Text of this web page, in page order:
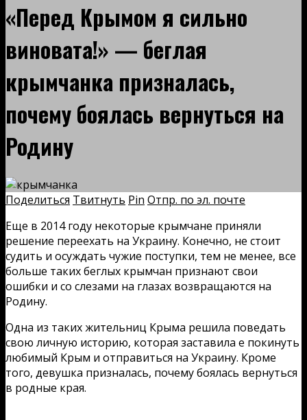
«Перед Крымом я сильно
виновата!» — беглая
крымчанка призналась,
почему боялась вернуться на
Родину
Поделиться Твитнуть Pin Отпр. по эл. почте
Еще в 2014 году некоторые крымчане приняли
решение переехать на Украину. Конечно, не стоит
судить и осуждать чужие поступки, тем не менее, все
больше таких беглых крымчан признают свои
ошибки и со слезами на глазах возвращаются на
Родину.
Одна из таких жительниц Крыма решила поведать
свою личную историю, которая заставила е покинуть
любимый Крым и отправиться на Украину. Кроме
того, девушка призналась, почему боялась вернуться
в родные края.